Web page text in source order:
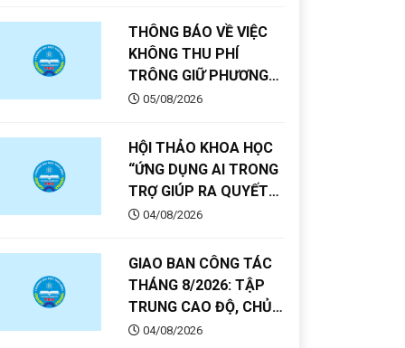
THÔNG BÁO VỀ VIỆC
KHÔNG THU PHÍ
TRÔNG GIỮ PHƯƠNG
TIỆN TẠI TRƯỜNG ĐẠI
05/08/2026
HỘI THẢO KHOA HỌC
“ỨNG DỤNG AI TRONG
TRỢ GIÚP RA QUYẾT
ĐỊNH HỖ TRỢ HOẠT
NUÔI TRỒNG CON CÁ
GIÒ”
04/08/2026
GIAO BAN CÔNG TÁC
THÁNG 8/2026: TẬP
TRUNG CAO ĐỘ, CHỦ
ĐỘNG TRIỂN KHAI,
04/08/2026